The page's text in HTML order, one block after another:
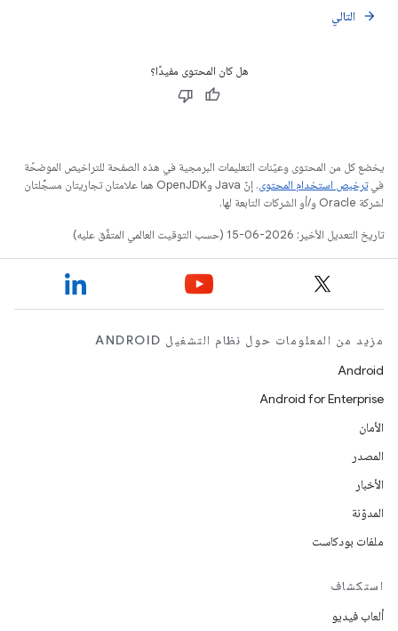
التالي arrow_forward
هل كان المحتوى مفيدًا؟
يخضع كل من المحتوى وعيّنات التعليمات البرمجية في هذه الصفحة للتراخيص الموضحّة
فيترخيص استخدام المحتوى
. إنّ Java وOpenJDK هما علامتان تجاريتان مسجَّلتان
لشركة Oracle و/أو الشركات التابعة لها.
تاريخ التعديل الأخير: 2026-06-15 (حسب التوقيت العالمي المتفَّق عليه)
مزيد من المعلومات حول نظام التشغيل ANDROID
Android
Android for Enterprise
الأمان
المصدر
الأخبار
المدوّنة
ملفات بودكاست
استكشاف
ألعاب فيديو